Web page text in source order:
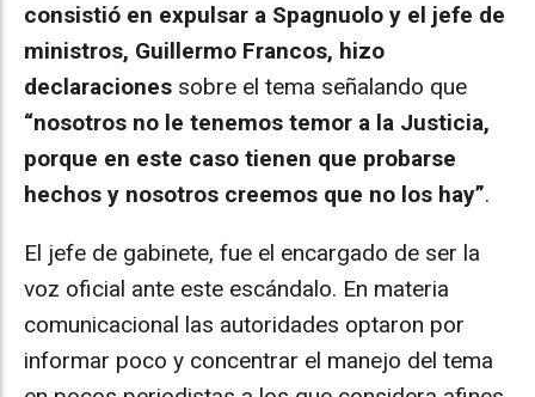
consistió en expulsar a Spagnuolo y el jefe de
ministros, Guillermo Francos, hizo
declaraciones sobre el tema señalando que
“nosotros no le tenemos temor a la Justicia,
porque en este caso tienen que probarse
hechos y nosotros creemos que no los hay”.
El jefe de gabinete, fue el encargado de ser la
voz oficial ante este escándalo. En materia
comunicacional las autoridades optaron por
informar poco y concentrar el manejo del tema